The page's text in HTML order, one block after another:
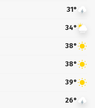
31°
34°
38°
38°
39°
26°